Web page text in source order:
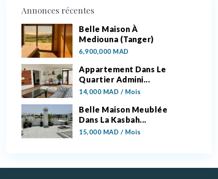
Annonces récentes
Belle Maison À
Mediouna (Tanger)
6,900,000 MAD
Appartement Dans Le
Quartier Admini...
14,000 MAD / Mois
Belle Maison Meublée
Dans La Kasbah...
15,000 MAD / Mois